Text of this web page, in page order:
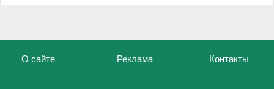
О сайте Реклама Контакты